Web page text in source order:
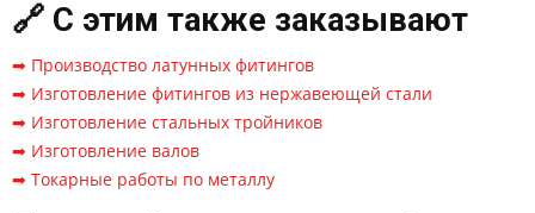
🔗 С этим также заказывают
➡ Производство латунных фитингов
➡ Изготовление фитингов из нержавеющей стали
➡ Изготовление стальных тройников
➡ Изготовление валов
➡ Токарные работы по металлу